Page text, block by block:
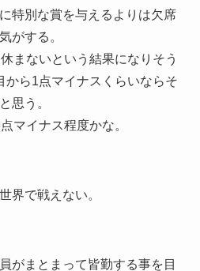
特別な賞を与えるよりは欠席
がする。
まないという結果になりそう
から1点マイナスくらいならそ
思う。
マイナス程度かな。
界で戦えない。
がまとまって皆勤する事を目